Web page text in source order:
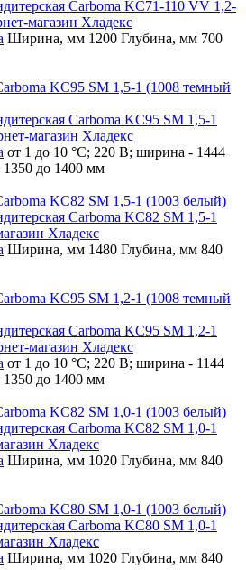
Ширина, мм 1200 Глубина, мм 700
KC95 SM 1,5-1 (1008 темный
от 1 до 10 °С; 220 В; ширина - 1444
до 1400 мм
KC82 SM 1,5-1 (1003 белый)
Ширина, мм 1480 Глубина, мм 840
KC95 SM 1,2-1 (1008 темный
от 1 до 10 °С; 220 В; ширина - 1144
до 1400 мм
KC82 SM 1,0-1 (1003 белый)
Ширина, мм 1020 Глубина, мм 840
KC80 SM 1,0-1 (1003 белый)
Ширина, мм 1020 Глубина, мм 840